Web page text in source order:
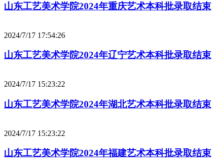
山东工艺美术学院2024年重庆艺术本科批录取结束
2024/7/17 17:54:26
山东工艺美术学院2024年辽宁艺术本科批录取结束
2024/7/17 15:23:22
山东工艺美术学院2024年湖北艺术本科批录取结束
2024/7/17 15:23:22
山东工艺美术学院2024年福建艺术本科批录取结束